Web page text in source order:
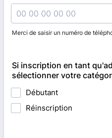
Merci de saisir un numéro de
Si inscription en tant
sélectionner votre
Débutant
Réinscription